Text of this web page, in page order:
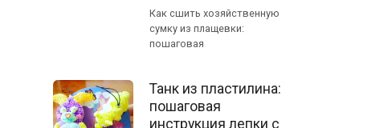
Как сшить хозяйственную
сумку из плащевки:
пошаговая
Танк из пластилина:
пошаговая
инструкция лепки с